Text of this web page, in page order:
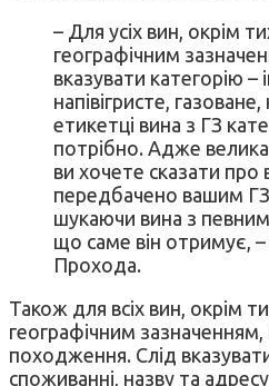
– Для усіх вин, окрім
географічним
вказувати категорію –
напівігристе,
етикетці вина з ГЗ
потрібно. Адже
ви хочете сказати
передбачено вашим
шукаючи вина з
що саме він отримує,
Прохода.
Також для всіх вин, окрім
географічним зазначенням,
походження. Слід
споживанні, назву та